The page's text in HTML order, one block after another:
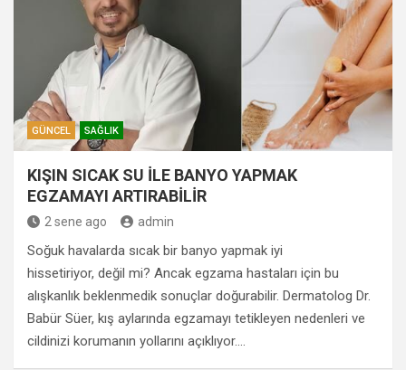
GÜNCEL SAĞLIK
KIŞIN SICAK SU İLE BANYO YAPMAK
EGZAMAYI ARTIRABİLİR
2 sene ago admin
Soğuk havalarda sıcak bir banyo yapmak iyi
hissetiriyor, değil mi? Ancak egzama hastaları için bu
alışkanlık beklenmedik sonuçlar doğurabilir. Dermatolog Dr.
Babür Süer, kış aylarında egzamayı tetikleyen nedenleri ve
cildinizi korumanın yollarını açıklıyor.…